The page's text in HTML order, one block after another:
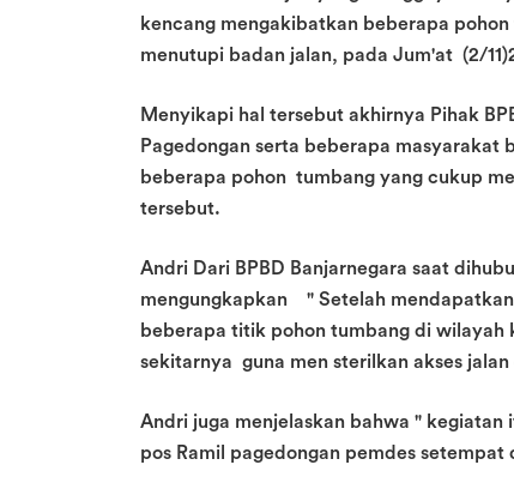
kencang mengakibatkan beberapa
menutupi badan jalan, pada Jum'at (2/
Menyikapi hal tersebut akhirnya Pihak
Pagedongan serta beberapa masyarakat
beberapa pohon tumbang yang cukup
tersebut.
Andri Dari BPBD Banjarnegara saat
mengungkapkan " Setelah
beberapa titik pohon tumbang di wilayah
sekitarnya guna men sterilkan akses
Andri juga menjelaskan bahwa "
pos Ramil pagedongan pemdes